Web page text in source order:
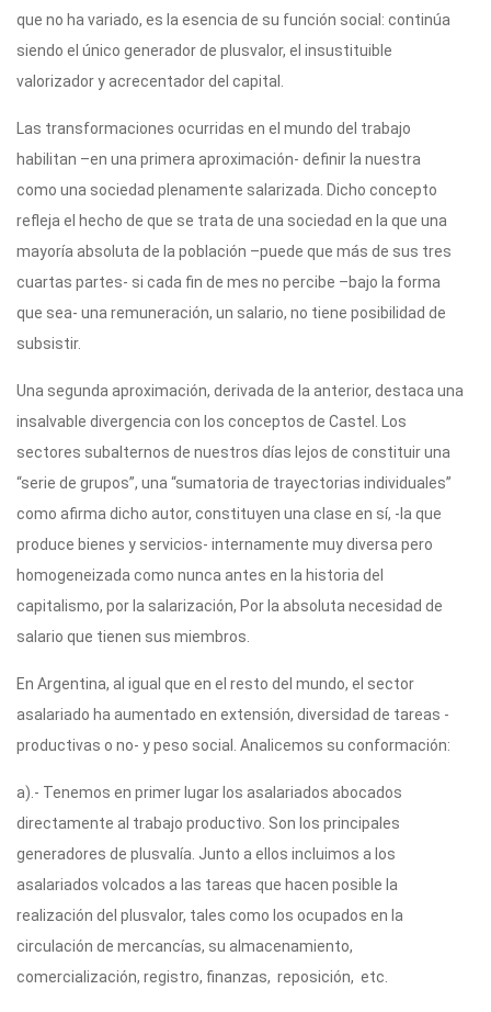
que no ha variado, es la esencia de su función social: continúa
siendo el único generador de plusvalor, el insustituible
valorizador y acrecentador del capital.
Las transformaciones ocurridas en el mundo del trabajo
habilitan –en una primera aproximación- definir la nuestra
como una sociedad plenamente salarizada. Dicho concepto
refleja el hecho de que se trata de una sociedad en la que una
mayoría absoluta de la población –puede que más de sus tres
cuartas partes- si cada fin de mes no percibe –bajo la forma
que sea- una remuneración, un salario, no tiene posibilidad de
subsistir.
Una segunda aproximación, derivada de la anterior, destaca una
insalvable divergencia con los conceptos de Castel. Los
sectores subalternos de nuestros días lejos de constituir una
“serie de grupos”, una “sumatoria de trayectorias individuales”
como afirma dicho autor, constituyen una clase en sí, -la que
produce bienes y servicios- internamente muy diversa pero
homogeneizada como nunca antes en la historia del
capitalismo, por la salarización, Por la absoluta necesidad de
salario que tienen sus miembros.
En Argentina, al igual que en el resto del mundo, el sector
asalariado ha aumentado en extensión, diversidad de tareas -
productivas o no- y peso social. Analicemos su conformación:
a).- Tenemos en primer lugar los asalariados abocados
directamente al trabajo productivo. Son los principales
generadores de plusvalía. Junto a ellos incluimos a los
asalariados volcados a las tareas que hacen posible la
realización del plusvalor, tales como los ocupados en la
circulación de mercancías, su almacenamiento,
comercialización, registro, finanzas, reposición, etc.